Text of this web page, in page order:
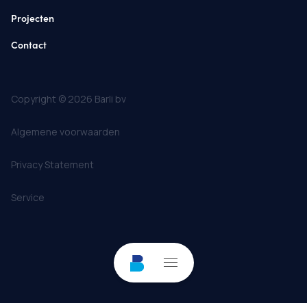
Projecten
Contact
Copyright © 2026 Barli bv
Algemene voorwaarden
Privacy Statement
Service